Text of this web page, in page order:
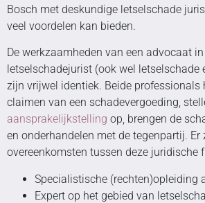
Bosch met deskundige letselschade
veel voordelen kan bieden.
De werkzaamheden van een advocaat
letselschadejurist (ook wel letselschade
zijn vrijwel identiek. Beide professionals
claimen van een schadevergoeding,
aansprakelijkstelling op, brengen de
en onderhandelen met de tegenpartij. Er
overeenkomsten tussen deze juridische
Specialistische (rechten)opleiding
Expert op het gebied van